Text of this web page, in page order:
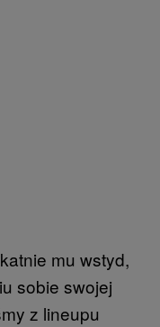
mu wstyd,
sobie swojej
z lineupu